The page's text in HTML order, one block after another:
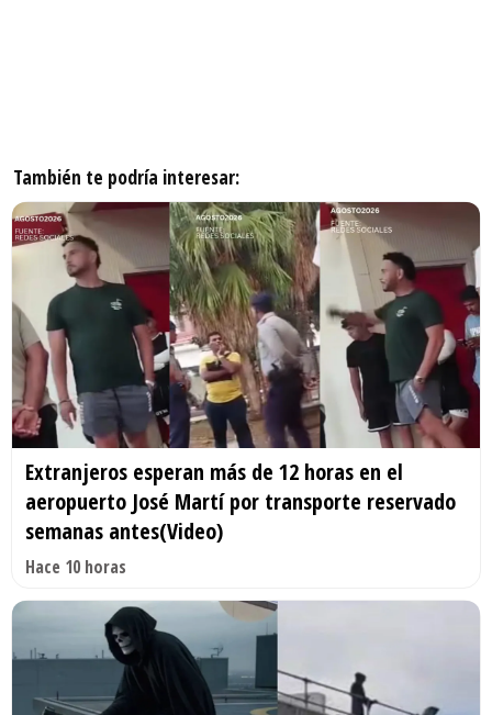
También te podría interesar:
Extranjeros esperan más de 12 horas en el
aeropuerto José Martí por transporte reservado
semanas antes(Video)
Hace 10 horas